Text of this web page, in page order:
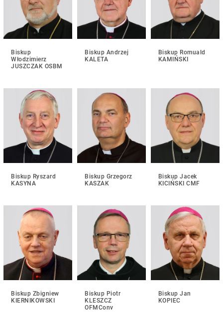
Biskup
Włodzimierz
JUSZCZAK OSBM
Biskup Andrzej
KALETA
Biskup Romuald
KAMIŃSKI
Biskup Ryszard
KASYNA
Biskup Grzegorz
KASZAK
Biskup Jacek
KICIŃSKI CMF
Biskup Zbigniew
KIERNIKOWSKI
Biskup Piotr
KLESZCZ
OFMConv
Biskup Jan
KOPIEC